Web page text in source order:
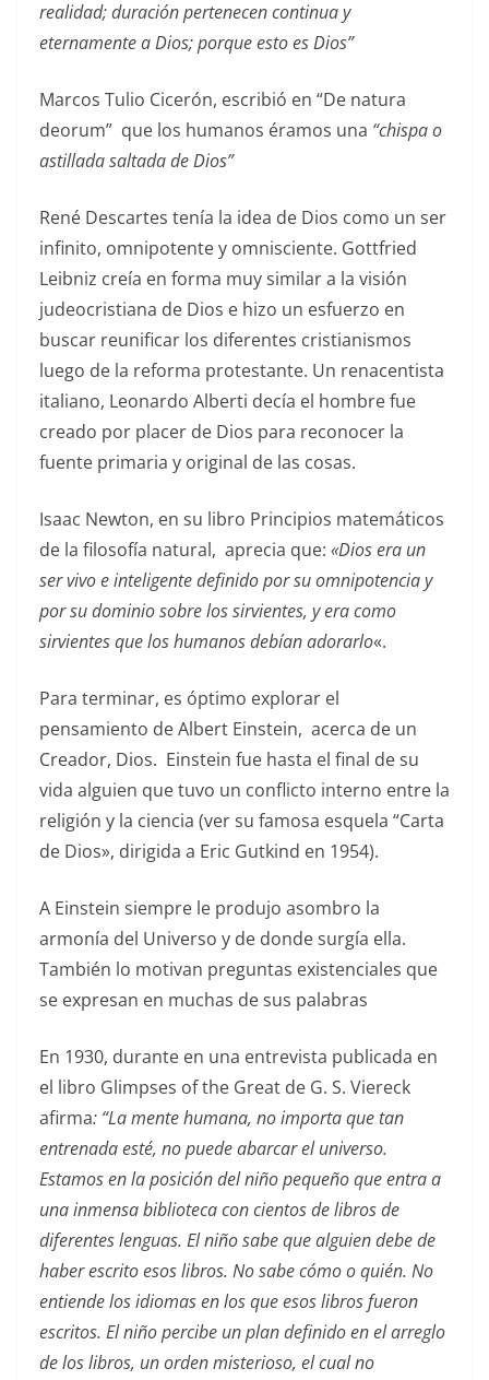
realidad; duración pertenecen continua y
eternamente a Dios; porque esto es Dios”
Marcos Tulio Cicerón, escribió en “De natura
deorum” que los humanos éramos una “chispa o
astillada saltada de Dios”
René Descartes tenía la idea de Dios como un ser
infinito, omnipotente y omnisciente. Gottfried
Leibniz creía en forma muy similar a la visión
judeocristiana de Dios e hizo un esfuerzo en
buscar reunificar los diferentes cristianismos
luego de la reforma protestante. Un renacentista
italiano, Leonardo Alberti decía el hombre fue
creado por placer de Dios para reconocer la
fuente primaria y original de las cosas.
Isaac Newton, en su libro Principios matemáticos
de la filosofía natural, aprecia que: «Dios era un
ser vivo e inteligente definido por su omnipotencia y
por su dominio sobre los sirvientes, y era como
sirvientes que los humanos debían adorarlo«.
Para terminar, es óptimo explorar el
pensamiento de Albert Einstein, acerca de un
Creador, Dios. Einstein fue hasta el final de su
vida alguien que tuvo un conflicto interno entre la
religión y la ciencia (ver su famosa esquela “Carta
de Dios», dirigida a Eric Gutkind en 1954).
A Einstein siempre le produjo asombro la
armonía del Universo y de donde surgía ella.
También lo motivan preguntas existenciales que
se expresan en muchas de sus palabras
En 1930, durante en una entrevista publicada en
el libro Glimpses of the Great de G. S. Viereck
afirma: “La mente humana, no importa que tan
entrenada esté, no puede abarcar el universo.
Estamos en la posición del niño pequeño que entra a
una inmensa biblioteca con cientos de libros de
diferentes lenguas. El niño sabe que alguien debe de
haber escrito esos libros. No sabe cómo o quién. No
entiende los idiomas en los que esos libros fueron
escritos. El niño percibe un plan definido en el arreglo
de los libros, un orden misterioso, el cual no